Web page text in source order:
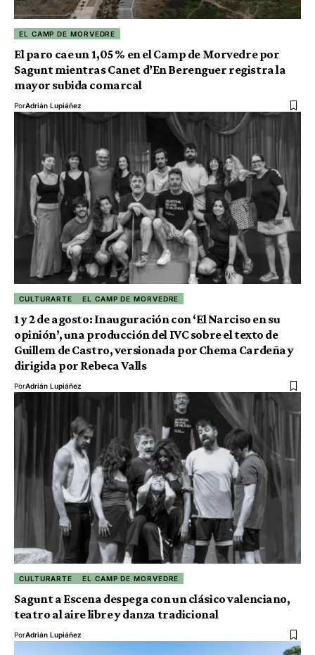
EL CAMP DE MORVEDRE
El paro cae un 1,05 % en el Camp de Morvedre por
Sagunt mientras Canet d’En Berenguer registra la
mayor subida comarcal
PorAdrián Lupiáñez
CULTURARTE EL CAMP DE MORVEDRE
1 y 2 de agosto: Inauguración con ‘El Narciso en su
opinión’, una producción del IVC sobre el texto de
Guillem de Castro, versionada por Chema Cardeña y
dirigida por Rebeca Valls
PorAdrián Lupiáñez
CULTURARTE EL CAMP DE MORVEDRE
Sagunt a Escena despega con un clásico valenciano,
teatro al aire libre y danza tradicional
PorAdrián Lupiáñez